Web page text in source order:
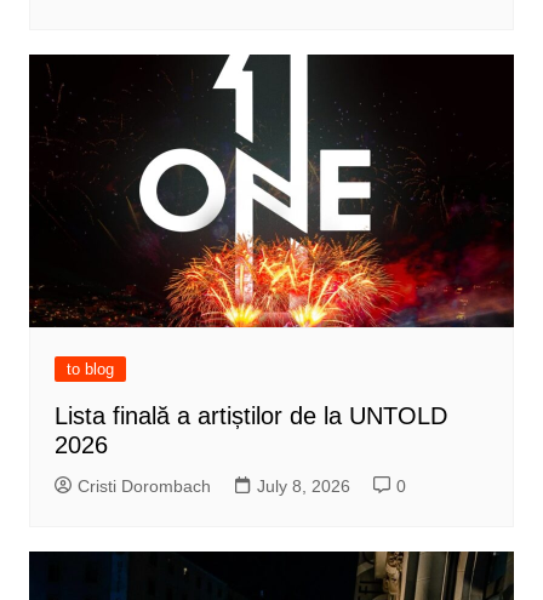
to blog
Lista finală a artiștilor de la UNTOLD
2026
Cristi Dorombach July 8, 2026 0